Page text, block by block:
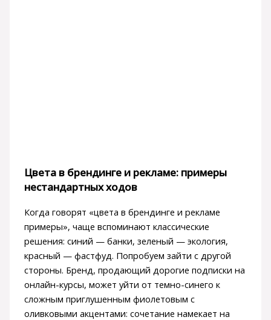
Цвета в брендинге и рекламе: примеры
нестандартных ходов
Когда говорят «цвета в брендинге и рекламе
примеры», чаще вспоминают классические
решения: синий — банки, зеленый — экология,
красный — фастфуд. Попробуем зайти с другой
стороны. Бренд, продающий дорогие подписки на
онлайн-курсы, может уйти от темно-синего к
сложным приглушенным фиолетовым с
оливковыми акцентами: сочетание намекает на